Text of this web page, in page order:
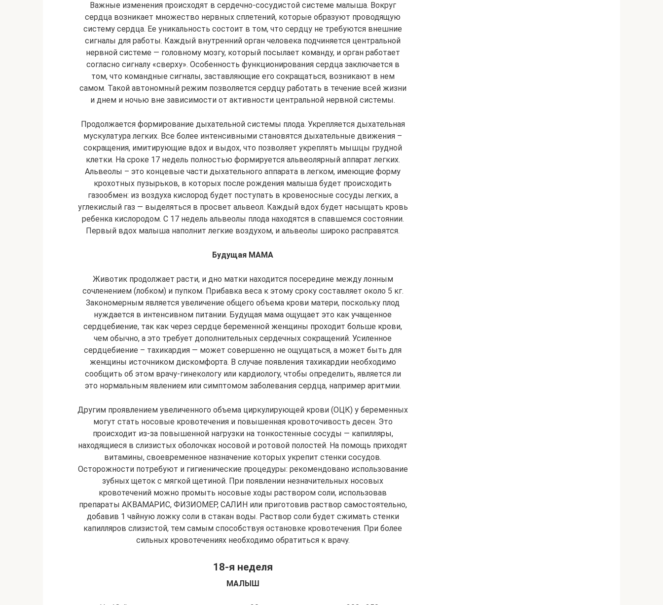
Важные изменения происходят в сердечно-сосудистой системе малыша. Вокруг
сердца возникает множество нервных сплетений, которые образуют проводящую
систему сердца. Ее уникальность состоит в том, что сердцу не требуются внешние
сигналы для работы. Каждый внутренний орган человека подчиняется центральной
нервной системе — головному мозгу, который посылает команду, и орган работает
согласно сигналу «сверху». Особенность функционирования сердца заключается в
том, что командные сигналы, заставляющие его сокращаться, возникают в нем
самом. Такой автономный режим позволяется сердцу работать в течение всей жизни
и днем и ночью вне зависимости от активности центральной нервной системы.
Продолжается формирование дыхательной системы плода. Укрепляется дыхательная
мускулатура легких. Все более интенсивными становятся дыхательные движения –
сокращения, имитирующие вдох и выдох, что позволяет укреплять мышцы грудной
клетки. На сроке 17 недель полностью формируется альвеолярный аппарат легких.
Альвеолы – это концевые части дыхательного аппарата в легком, имеющие форму
крохотных пузырьков, в которых после рождения малыша будет происходить
газообмен: из воздуха кислород будет поступать в кровеносные сосуды легких, а
углекислый газ — выделяться в просвет альвеол. Каждый вдох будет насыщать кровь
ребенка кислородом. С 17 недель альвеолы плода находятся в спавшемся состоянии.
Первый вдох малыша наполнит легкие воздухом, и альвеолы широко расправятся.
Будущая МАМА
Животик продолжает расти, и дно матки находится посередине между лонным
сочленением (лобком) и пупком. Прибавка веса к этому сроку составляет около 5 кг.
Закономерным является увеличение общего объема крови матери, поскольку плод
нуждается в интенсивном питании. Будущая мама ощущает это как учащенное
сердцебиение, так как через сердце беременной женщины проходит больше крови,
чем обычно, а это требует дополнительных сердечных сокращений. Усиленное
сердцебиение – тахикардия — может совершенно не ощущаться, а может быть для
женщины источником дискомфорта. В случае появления тахикардии необходимо
сообщить об этом врачу-гинекологу или кардиологу, чтобы определить, является ли
это нормальным явлением или симптомом заболевания сердца, например аритмии.
Другим проявлением увеличенного объема циркулирующей крови (ОЦК) у беременных
могут стать носовые кровотечения и повышенная кровоточивость десен. Это
происходит из-за повышенной нагрузки на тонкостенные сосуды — капилляры,
находящиеся в слизистых оболочках носовой и ротовой полостей. На помощь приходят
витамины, своевременное назначение которых укрепит стенки сосудов.
Осторожности потребуют и гигиенические процедуры: рекомендовано использование
зубных щеток с мягкой щетиной. При появлении незначительных носовых
кровотечений можно промыть носовые ходы раствором соли, использовав
препараты АКВАМАРИС, ФИЗИОМЕР, САЛИН или приготовив раствор самостоятельно,
добавив 1 чайную ложку соли в стакан воды. Раствор соли будет сжимать стенки
капилляров слизистой, тем самым способствуя остановке кровотечения. При более
сильных кровотечениях необходимо обратиться к врачу.
18-я неделя
МАЛЫШ